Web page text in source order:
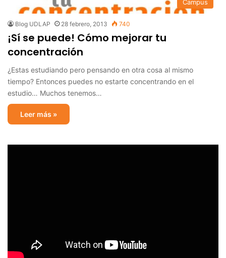
Campus
Blog UDLAP 28 febrero, 2013 740
¡Sí se puede! Cómo mejorar tu
concentración
¿Estas estudiando pero pensando en otra cosa al mismo
tiempo? Entonces puedes no estarte concentrando en el
estudio… Muchos tenemos…
Leer más »